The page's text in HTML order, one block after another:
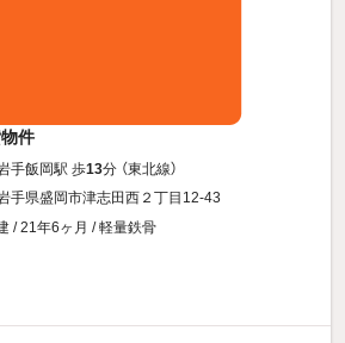
件
手飯岡駅 歩13分 （東北線）
手県盛岡市津志田西２丁目12-43
/ 21年6ヶ月 / 軽量鉄骨